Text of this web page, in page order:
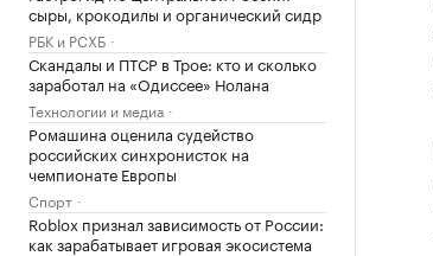
сыры, крокодилы и органический сидр
РБК и РСХБ
Скандалы и ПТСР в Трое: кто и сколько
заработал на «Одиссее» Нолана
Технологии и медиа
Ромашина оценила судейство
российских синхронисток на
чемпионате Европы
Спорт
Roblox признал зависимость от России:
как зарабатывает игровая экосистема